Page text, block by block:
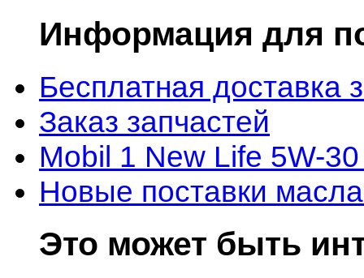
Информация для
Бесплатная доставка
Заказ запчастей
Mobil 1 New Life 5W-
Новые поставки
Это может быть